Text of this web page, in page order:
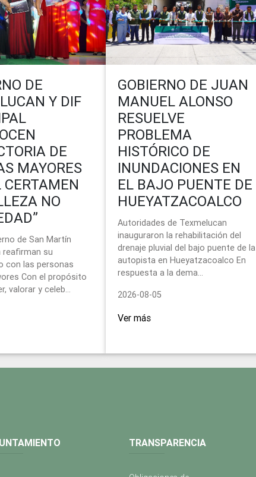
DE
Y DIF
DE
MAYORES
CERTAMEN
NO
de San Martín
reafirman su
con las personas
Con el propósito
valorar y celeb...
GOBIERNO DE JUAN
MANUEL ALONSO
RESUELVE
PROBLEMA
HISTÓRICO DE
INUNDACIONES EN
EL BAJO PUENTE DE
HUEYATZACOALCO
Autoridades de Texmelucan
inauguraron la rehabilitación del
drenaje pluvial del bajo puente de la
autopista en Hueyatzacoalco En
respuesta a la dema...
2026-08-05
Ver más
TRANSPARENCIA